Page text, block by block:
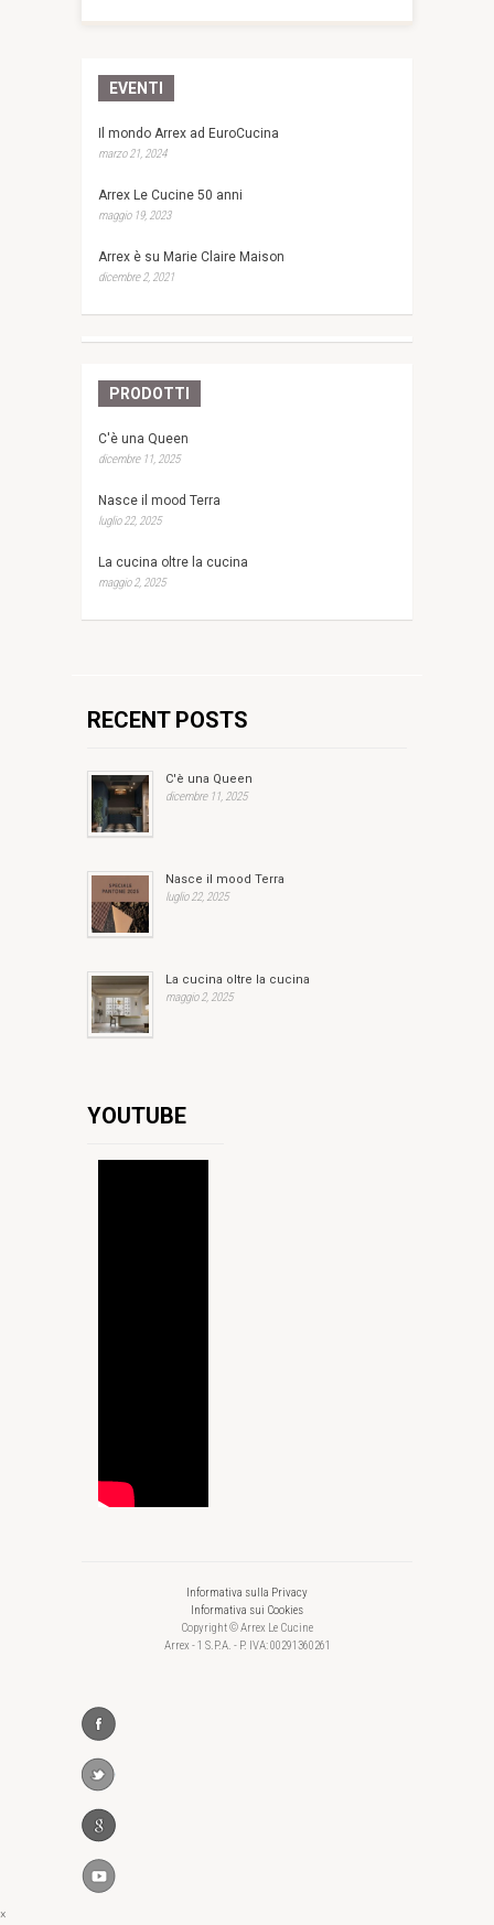
EVENTI
Il mondo Arrex ad EuroCucina
marzo 21, 2024
Arrex Le Cucine 50 anni
maggio 19, 2023
Arrex è su Marie Claire Maison
dicembre 2, 2021
PRODOTTI
C'è una Queen
dicembre 11, 2025
Nasce il mood Terra
luglio 22, 2025
La cucina oltre la cucina
maggio 2, 2025
RECENT POSTS
C'è una Queen
dicembre 11, 2025
Nasce il mood Terra
luglio 22, 2025
La cucina oltre la cucina
maggio 2, 2025
YOUTUBE
Informativa sulla Privacy
Informativa sui Cookies
Copyright © Arrex Le Cucine
Arrex - 1 S.P.A. - P. IVA: 00291360261
×